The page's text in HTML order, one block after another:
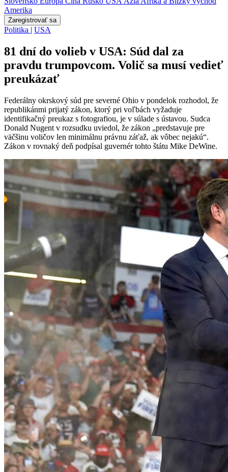
Amerika
Zaregistrovať sa
Politika | USA
81 dní do volieb v USA: Súd dal za
pravdu trumpovcom. Volič sa musí vedieť
preukázať
Federálny okrskový súd pre severné Ohio v pondelok rozhodol, že
republikánmi prijatý zákon, ktorý pri voľbách vyžaduje
identifikačný preukaz s fotografiou, je v súlade s ústavou. Sudca
Donald Nugent v rozsudku uviedol, že zákon „predstavuje pre
väčšinu voličov len minimálnu právnu záťaž, ak vôbec nejakú“.
Zákon v rovnaký deň podpísal guvernér tohto štátu Mike DeWine.